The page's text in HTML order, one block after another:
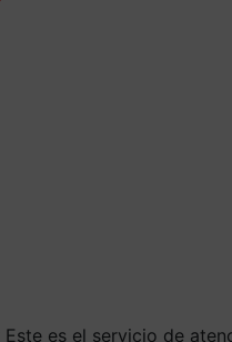
Este es el servicio de